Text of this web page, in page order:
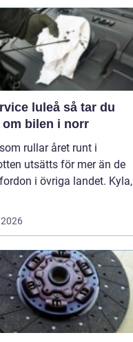
luleå så tar du
om bilen i norr
rullar året runt i
utsätts för mer än de
i övriga landet. Kyla,